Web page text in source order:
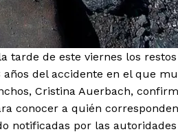
Baja
Chihuahua
Colima
Guanajuato
Michoacán
tarde de este viernes los
del accidente en el que
Cristina Auerbach,
conocer a quién
notificadas por las